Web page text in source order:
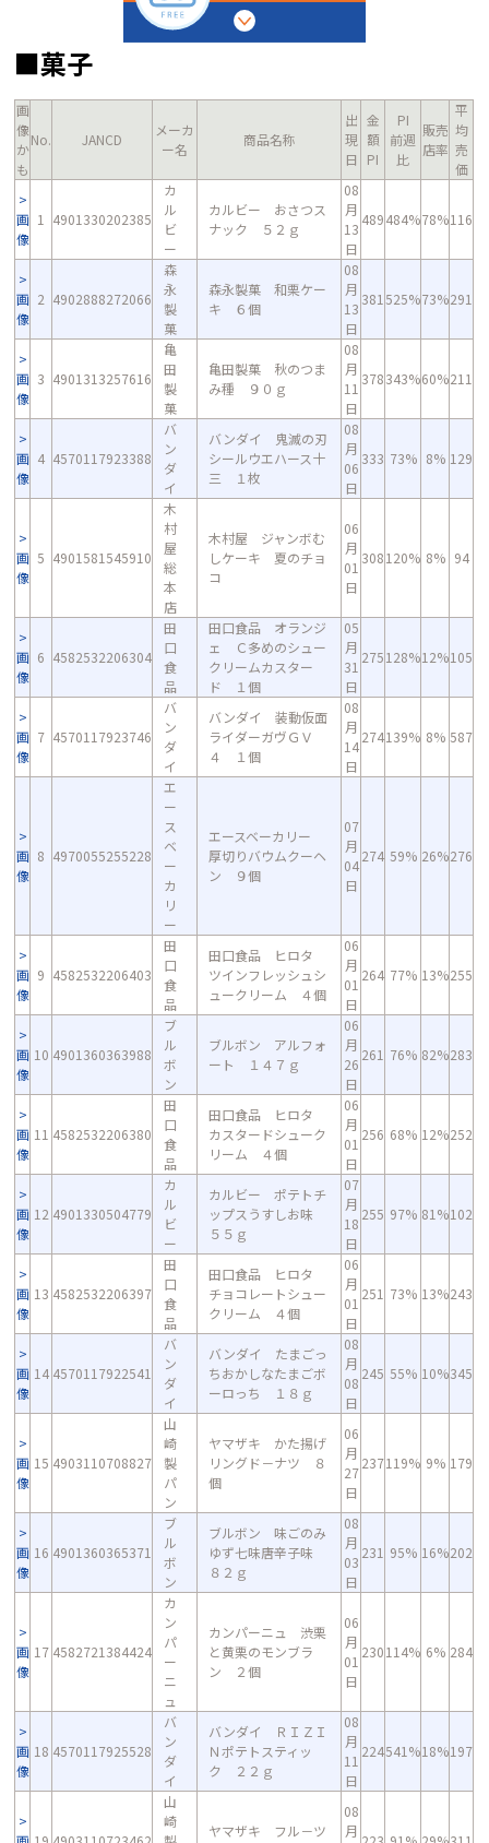
■菓子
画
像
か
も
No. JANCD
メーカ
ー名
商品名称
出
現
日
金
額
PI
PI
前週
比
販売
店率
平
均
売
価
画
像
1 4901330202385
カ
ル
ビ
ー
カルビー おさつス
ナック ５２ｇ
08
月
13
日
489484%78%116
画
像
2 4902888272066
森
永
製
菓
森永製菓 和栗ケー
キ ６個
08
月
13
日
381 525%73%291
画
像
3 4901313257616
亀
田
製
菓
亀田製菓 秋のつま
み種 ９０ｇ
08
月
11
日
378343%60%211
画
像
4 4570117923388
バ
ン
ダ
イ
バンダイ 鬼滅の刃
シールウエハース十
三 １枚
08
月
06
日
333 73% 8% 129
画
像
5 4901581545910
木
村
屋
総
本
店
木村屋 ジャンボむ
しケーキ 夏のチョ
コ
06
月
01
日
308120% 8% 94
画
像
6 4582532206304
田
口
食
品
田口食品 オランジ
ェ Ｃ多めのシュー
クリームカスター
ド １個
05
月
31
日
275128%12%105
画
像
7 4570117923746
バ
ン
ダ
イ
バンダイ 装動仮面
ライダーガヴＧＶ
４ １個
08
月
14
日
274139% 8% 587
画
像
8 4970055255228
エ
ー
ス
ベ
ー
カ
リ
ー
エースベーカリー
厚切りバウムクーヘ
ン ９個
07
月
04
日
274 59% 26%276
画
像
9 4582532206403
田
口
食
品
田口食品 ヒロタ
ツインフレッシュシ
ュークリーム ４個
06
月
01
日
264 77% 13%255
画
像
10 4901360363988
ブ
ル
ボ
ン
ブルボン アルフォ
ート １４７ｇ
06
月
26
日
261 76% 82%283
画
像
11 4582532206380
田
口
食
品
田口食品 ヒロタ
カスタードシューク
リーム ４個
06
月
01
日
256 68% 12%252
画
像
12 4901330504779
カ
ル
ビ
ー
カルビー ポテトチ
ップスうすしお味
５５ｇ
07
月
18
日
255 97% 81%102
画
像
13 4582532206397
田
口
食
品
田口食品 ヒロタ
チョコレートシュー
クリーム ４個
06
月
01
日
251 73% 13%243
画
像
14 4570117922541
バ
ン
ダ
イ
バンダイ たまごっ
ちおかしなたまごボ
ーロっち １８ｇ
08
月
08
日
245 55% 10%345
画
像
15 4903110708827
山
崎
製
パ
ン
ヤマザキ かた揚げ
リングド－ナツ ８
個
06
月
27
日
237119% 9% 179
画
像
16 4901360365371
ブ
ル
ボ
ン
ブルボン 味ごのみ
ゆず七味唐辛子味
８２ｇ
08
月
03
日
231 95% 16%202
画
像
17 4582721384424
カ
ン
パ
ー
ニ
ュ
カンパーニュ 渋栗
と黄栗のモンブラ
ン ２個
06
月
01
日
230114% 6% 284
画
像
18 4570117925528
バ
ン
ダ
イ
バンダイ ＲＩＺＩ
Ｎポテトスティッ
ク ２２ｇ
08
月
11
日
224541%18%197
山
崎
ヤマザキ フル－ツ
08
月